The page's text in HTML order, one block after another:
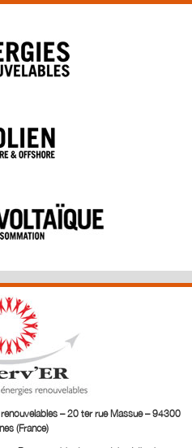
– 20 ter rue Massue – 94300
(France)